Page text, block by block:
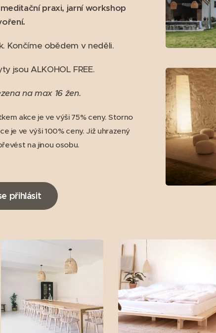
praxi, jarní workshop
Končíme obědem v neděli.
jsou ALKOHOL FREE.
na max 16 žen.
akce je ve výši 75% ceny. Storno
je ve výši 100% ceny. Již uhrazený
na jinou osobu.
přihlásit